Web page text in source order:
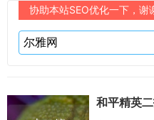
协助本站SEO优化一下，谢